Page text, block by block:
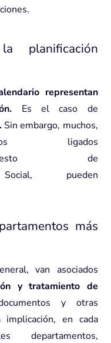
planificación
representan
Es el caso de
. Sin embargo, muchos,
los ligados
impuesto de
Social, pueden
más
van asociados
y tratamiento de
y otras
en cada
departamentos,